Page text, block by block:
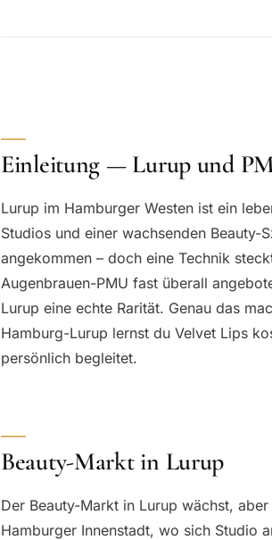
Einleitung — Lurup und
Lurup im Hamburger Westen ist ein
Studios und einer wachsenden Beauty-
angekommen – doch eine Technik
Augenbrauen-PMU fast überall
Lurup eine echte Rarität. Genau das
Hamburg-Lurup lernst du Velvet Lips
persönlich begleitet.
Beauty-Markt in Lurup
Der Beauty-Markt in Lurup wächst,
Hamburger Innenstadt, wo sich Studio